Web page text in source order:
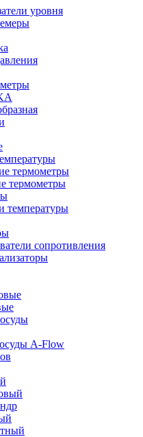
уровня
термометры
термометры
температуры
сопротивления
A-Flow